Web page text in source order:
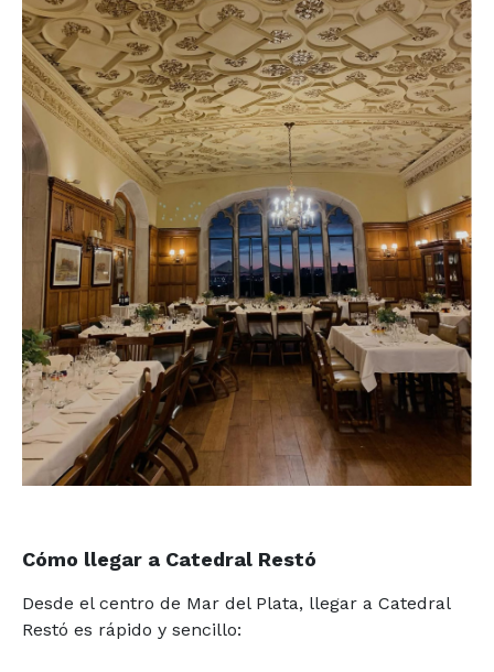
Cómo llegar a Catedral Restó
Desde el centro de Mar del Plata, llegar a Catedral
Restó es rápido y sencillo: